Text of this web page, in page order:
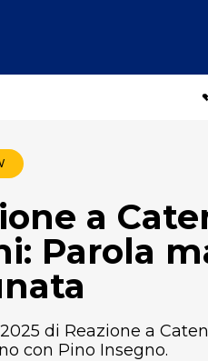
a
Parola
di Reazione a
con Pino Insegno.